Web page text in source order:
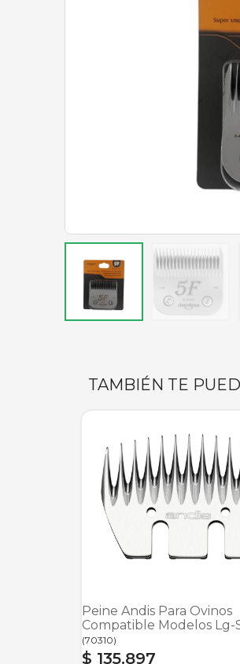
TAMBIÉN TE
Peine Andis Para Ovinos
Compatible Modelos Lg-
(70310)
$ 135.897